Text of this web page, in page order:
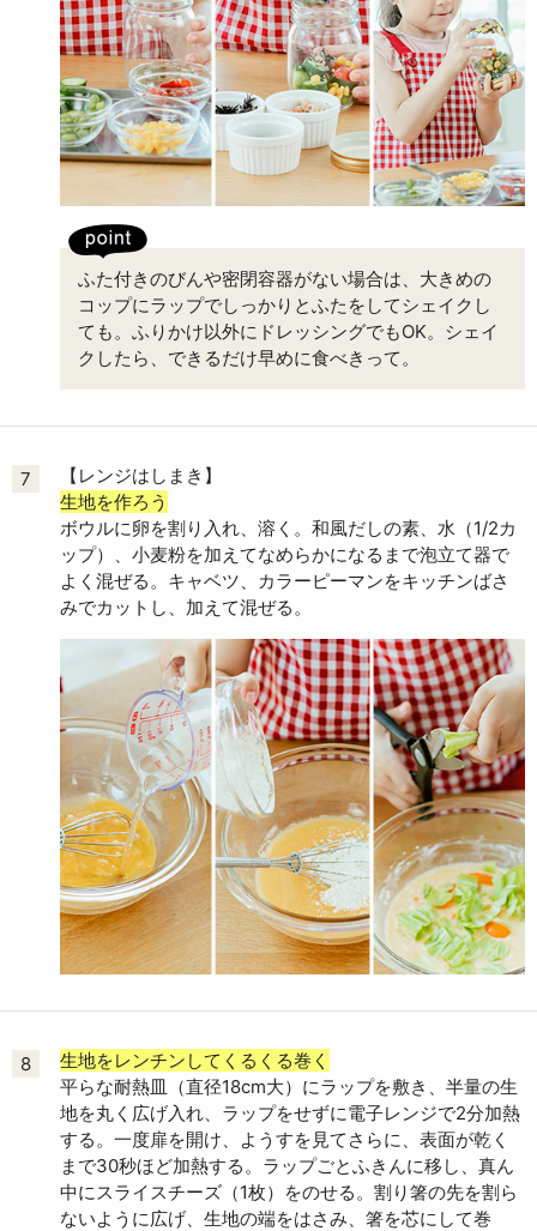
ふた付きのびんや密閉容器がない場合は、大きめの
コップにラップでしっかりとふたをしてシェイクし
ても。ふりかけ以外にドレッシングでもOK。シェイ
クしたら、できるだけ早めに食べきって。
7
【レンジはしまき】
生地を作ろう
ボウルに卵を割り入れ、溶く。和風だしの素、水（1/2カ
ップ）、小麦粉を加えてなめらかになるまで泡立て器で
よく混ぜる。キャベツ、カラーピーマンをキッチンばさ
みでカットし、加えて混ぜる。
8
生地をレンチンしてくるくる巻く
平らな耐熱皿（直径18cm大）にラップを敷き、半量の生
地を丸く広げ入れ、ラップをせずに電子レンジで2分加熱
する。一度扉を開け、ようすを見てさらに、表面が乾く
まで30秒ほど加熱する。ラップごとふきんに移し、真ん
中にスライスチーズ（1枚）をのせる。割り箸の先を割ら
ないように広げ、生地の端をはさみ、箸を芯にして巻